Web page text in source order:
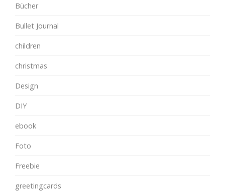
Bücher
Bullet Journal
children
christmas
Design
DIY
ebook
Foto
Freebie
greetingcards